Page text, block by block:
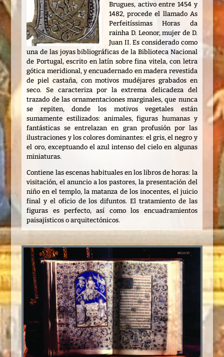
Brugues, activo entre 1454 y
1482, procede el llamado As
Perfeitíssimas Horas da
rainha D. Leonor, mujer de D.
Juan II. Es considerado como
una de las joyas bibliográficas de la Biblioteca Nacional
de Portugal, escrito en latín sobre fina vitela, con letra
gótica meridional, y encuadernado en madera revestida
de piel castaña, con motivos mudéjares grabados en
seco. Se caracteriza por la extrema delicadeza del
trazado de las ornamentaciones marginales, que nunca
se repiten, donde los motivos vegetales están
sumamente estilizados: animales, figuras humanas y
fantásticas se entrelazan en gran profusión por las
ilustraciones y los colores dominantes: el gris, el negro y
el oro, exceptuando el azul intenso del cielo en algunas
miniaturas.
Contiene las escenas habituales en los libros de horas: la
visitación, el anuncio a los pastores, la presentación del
niño en el templo, la matanza de los inocentes, el juicio
final y el oficio de los difuntos. El tratamiento de las
figuras es perfecto, así como los encuadramientos
paisajísticos o arquitectónicos.